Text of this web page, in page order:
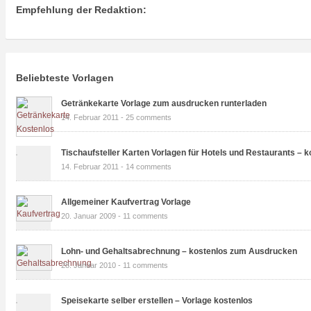
Empfehlung der Redaktion:
Beliebteste Vorlagen
Getränkekarte Vorlage zum ausdrucken runterladen
14. Februar 2011 - 25 comments
Tischaufsteller Karten Vorlagen für Hotels und Restaurants –
14. Februar 2011 - 14 comments
Allgemeiner Kaufvertrag Vorlage
20. Januar 2009 - 11 comments
Lohn- und Gehaltsabrechnung – kostenlos zum Ausdrucken
28. Januar 2010 - 11 comments
Speisekarte selber erstellen – Vorlage kostenlos